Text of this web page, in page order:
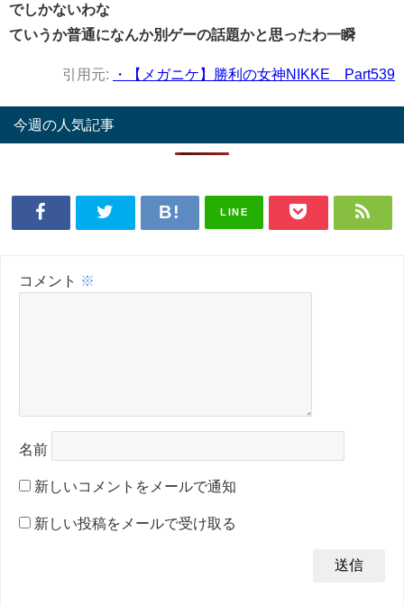
でしかないわな
ていうか普通になんか別ゲーの話題かと思ったわ一瞬
引用元: ・【メガニケ】勝利の女神NIKKE Part539
今週の人気記事
LINE
コメント ※
名前
新しいコメントをメールで通知
新しい投稿をメールで受け取る